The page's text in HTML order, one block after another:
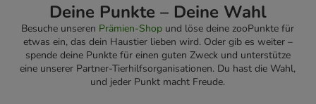
Deine Punkte – Deine Wahl
Besuche unseren Prämien-Shop und löse deine zooPunkte für
etwas ein, das dein Haustier lieben wird. Oder gib es weiter –
spende deine Punkte für einen guten Zweck und unterstütze
eine unserer Partner-Tierhilfsorganisationen. Du hast die Wahl,
und jeder Punkt macht Freude.